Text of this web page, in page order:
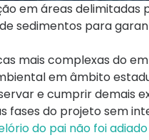
em áreas
sedimentos para
mais complexas do
em âmbito
e cumprir demais
fases do projeto sem
do pai não foi adiado